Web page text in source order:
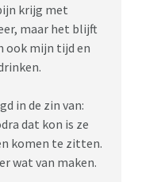
ons begeleiden
niet terug
en veel boeken
het mijne
wil, maar het
met papa
dat voor
krijg met
maar het blijft
ook mijn tijd en
in de zin van:
dat kon is ze
komen te zitten.
wat van maken.